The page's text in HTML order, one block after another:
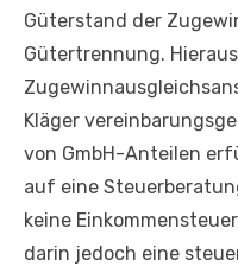
Güterstand der
Gütertrennung.
Kläger
von GmbH-Anteilen
auf eine
keine
darin jedoch eine